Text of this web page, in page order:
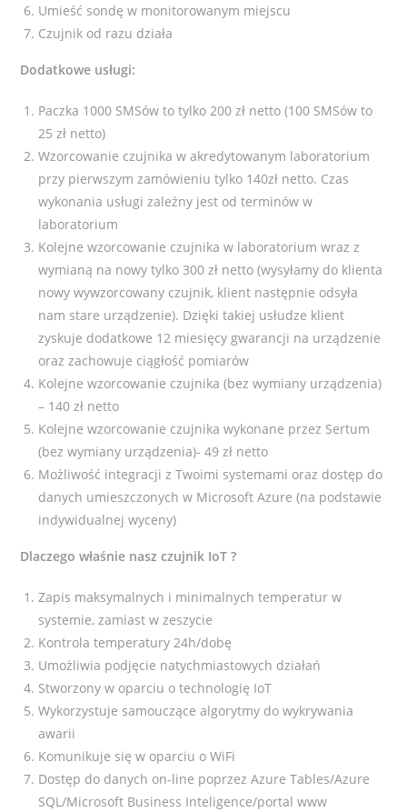
Umieść sondę w monitorowanym miejscu
Czujnik od razu działa
Dodatkowe usługi:
Paczka 1000 SMSów to tylko 200 zł netto (100 SMSów to
25 zł netto)
Wzorcowanie czujnika w akredytowanym laboratorium
przy pierwszym zamówieniu tylko 140zł netto. Czas
wykonania usługi zależny jest od terminów w
laboratorium
Kolejne wzorcowanie czujnika w laboratorium wraz z
wymianą na nowy tylko 300 zł netto (wysyłamy do klienta
nowy wywzorcowany czujnik, klient następnie odsyła
nam stare urządzenie). Dzięki takiej usłudze klient
zyskuje dodatkowe 12 miesięcy gwarancji na urządzenie
oraz zachowuje ciągłość pomiarów
Kolejne wzorcowanie czujnika (bez wymiany urządzenia)
– 140 zł netto
Kolejne wzorcowanie czujnika wykonane przez Sertum
(bez wymiany urządzenia)- 49 zł netto
Możliwość integracji z Twoimi systemami oraz dostęp do
danych umieszczonych w Microsoft Azure (na podstawie
indywidualnej wyceny)
Dlaczego właśnie nasz czujnik IoT ?
Zapis maksymalnych i minimalnych temperatur w
systemie, zamiast w zeszycie
Kontrola temperatury 24h/dobę
Umożliwia podjęcie natychmiastowych działań
Stworzony w oparciu o technologię IoT
Wykorzystuje samouczące algorytmy do wykrywania
awarii
Komunikuje się w oparciu o WiFi
Dostęp do danych on-line poprzez Azure Tables/Azure
SQL/Microsoft Business Inteligence/portal www